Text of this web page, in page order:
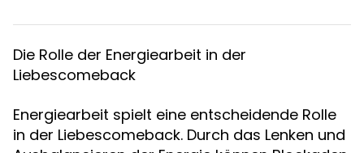
Die Rolle der Energiearbeit in der
Liebescomeback
Energiearbeit spielt eine entscheidende Rolle
in der Liebescomeback. Durch das Lenken und